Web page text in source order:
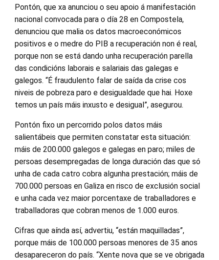
Pontón, que xa anunciou o seu apoio á manifestación
nacional convocada para o día 28 en Compostela,
denunciou que malia os datos macroeconómicos
positivos e o medre do PIB a recuperación non é real,
porque non se está dando unha recuperación parella
das condicións laborais e salariais das galegas e
galegos. “É fraudulento falar de saída da crise cos
niveis de pobreza paro e desigualdade que hai. Hoxe
temos un país máis inxusto e desigual”, asegurou.
Pontón fixo un percorrido polos datos máis
salientábeis que permiten constatar esta situación:
máis de 200.000 galegos e galegas en paro; miles de
persoas desempregadas de longa duración das que só
unha de cada catro cobra algunha prestación; máis de
700.000 persoas en Galiza en risco de exclusión social
e unha cada vez maior porcentaxe de traballadores e
traballadoras que cobran menos de 1.000 euros.
Cifras que aínda así, advertiu, “están maquilladas”,
porque máis de 100.000 persoas menores de 35 anos
desapareceron do país. “Xente nova que se ve obrigada